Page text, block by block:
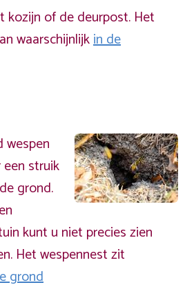
kozijn of de deurpost. Het
waarschijnlijkin de
wespen
struik
grond.
kunt u niet precies zien
Het wespennest zit
grond